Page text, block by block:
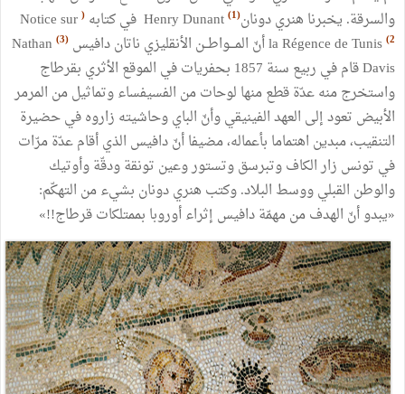
والسرقة. يخبرنا هنريدونان(
1
)
Henry Dunant فيكتابه (
Notice sur
la Régence de Tunis(2 أنّ المـــواطــن الأنقليزي ناتاندافيس (
3
)
Nathan
Davisقامفي ربيع سنة 1857 بحفرياتفي الموقع الأثري بقرطاج
واستخرجمنهعدّةقطعمنها لوحاتمن الفسيفساءوتماثيلمن المرمر
الأبيض تعودإلى العهدالفينيقيوأنّ البايوحاشيته زاروهفيحضيرة
التنقيب،مبدين اهتماما بأعماله،مضيفاأنّدافيس الذيأقامعدّةمرّات
في تونس زارالكافوتبرسقوتستوروعين تونقةودقّةوأوتيك
والوطن القبليووسط البلاد.وكتب هنريدونان بشيءمن التهكّم:
«يبدوأنّ الهدفمنمهمّةدافيس إثراءأوروبا بممتلكاتقرطاج!!
»